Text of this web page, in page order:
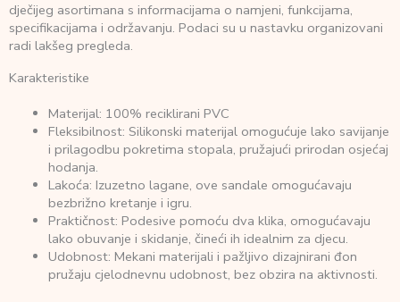
dječijeg asortimana s informacijama o namjeni, funkcijama,
specifikacijama i održavanju. Podaci su u nastavku organizovani
radi lakšeg pregleda.
Karakteristike
Materijal: 100% reciklirani PVC
Fleksibilnost: Silikonski materijal omogućuje lako savijanje
i prilagodbu pokretima stopala, pružajući prirodan osjećaj
hodanja.
Lakoća: Izuzetno lagane, ove sandale omogućavaju
bezbrižno kretanje i igru.
Praktičnost: Podesive pomoću dva klika, omogućavaju
lako obuvanje i skidanje, čineći ih idealnim za djecu.
Udobnost: Mekani materijali i pažljivo dizajnirani đon
pružaju cjelodnevnu udobnost, bez obzira na aktivnosti.